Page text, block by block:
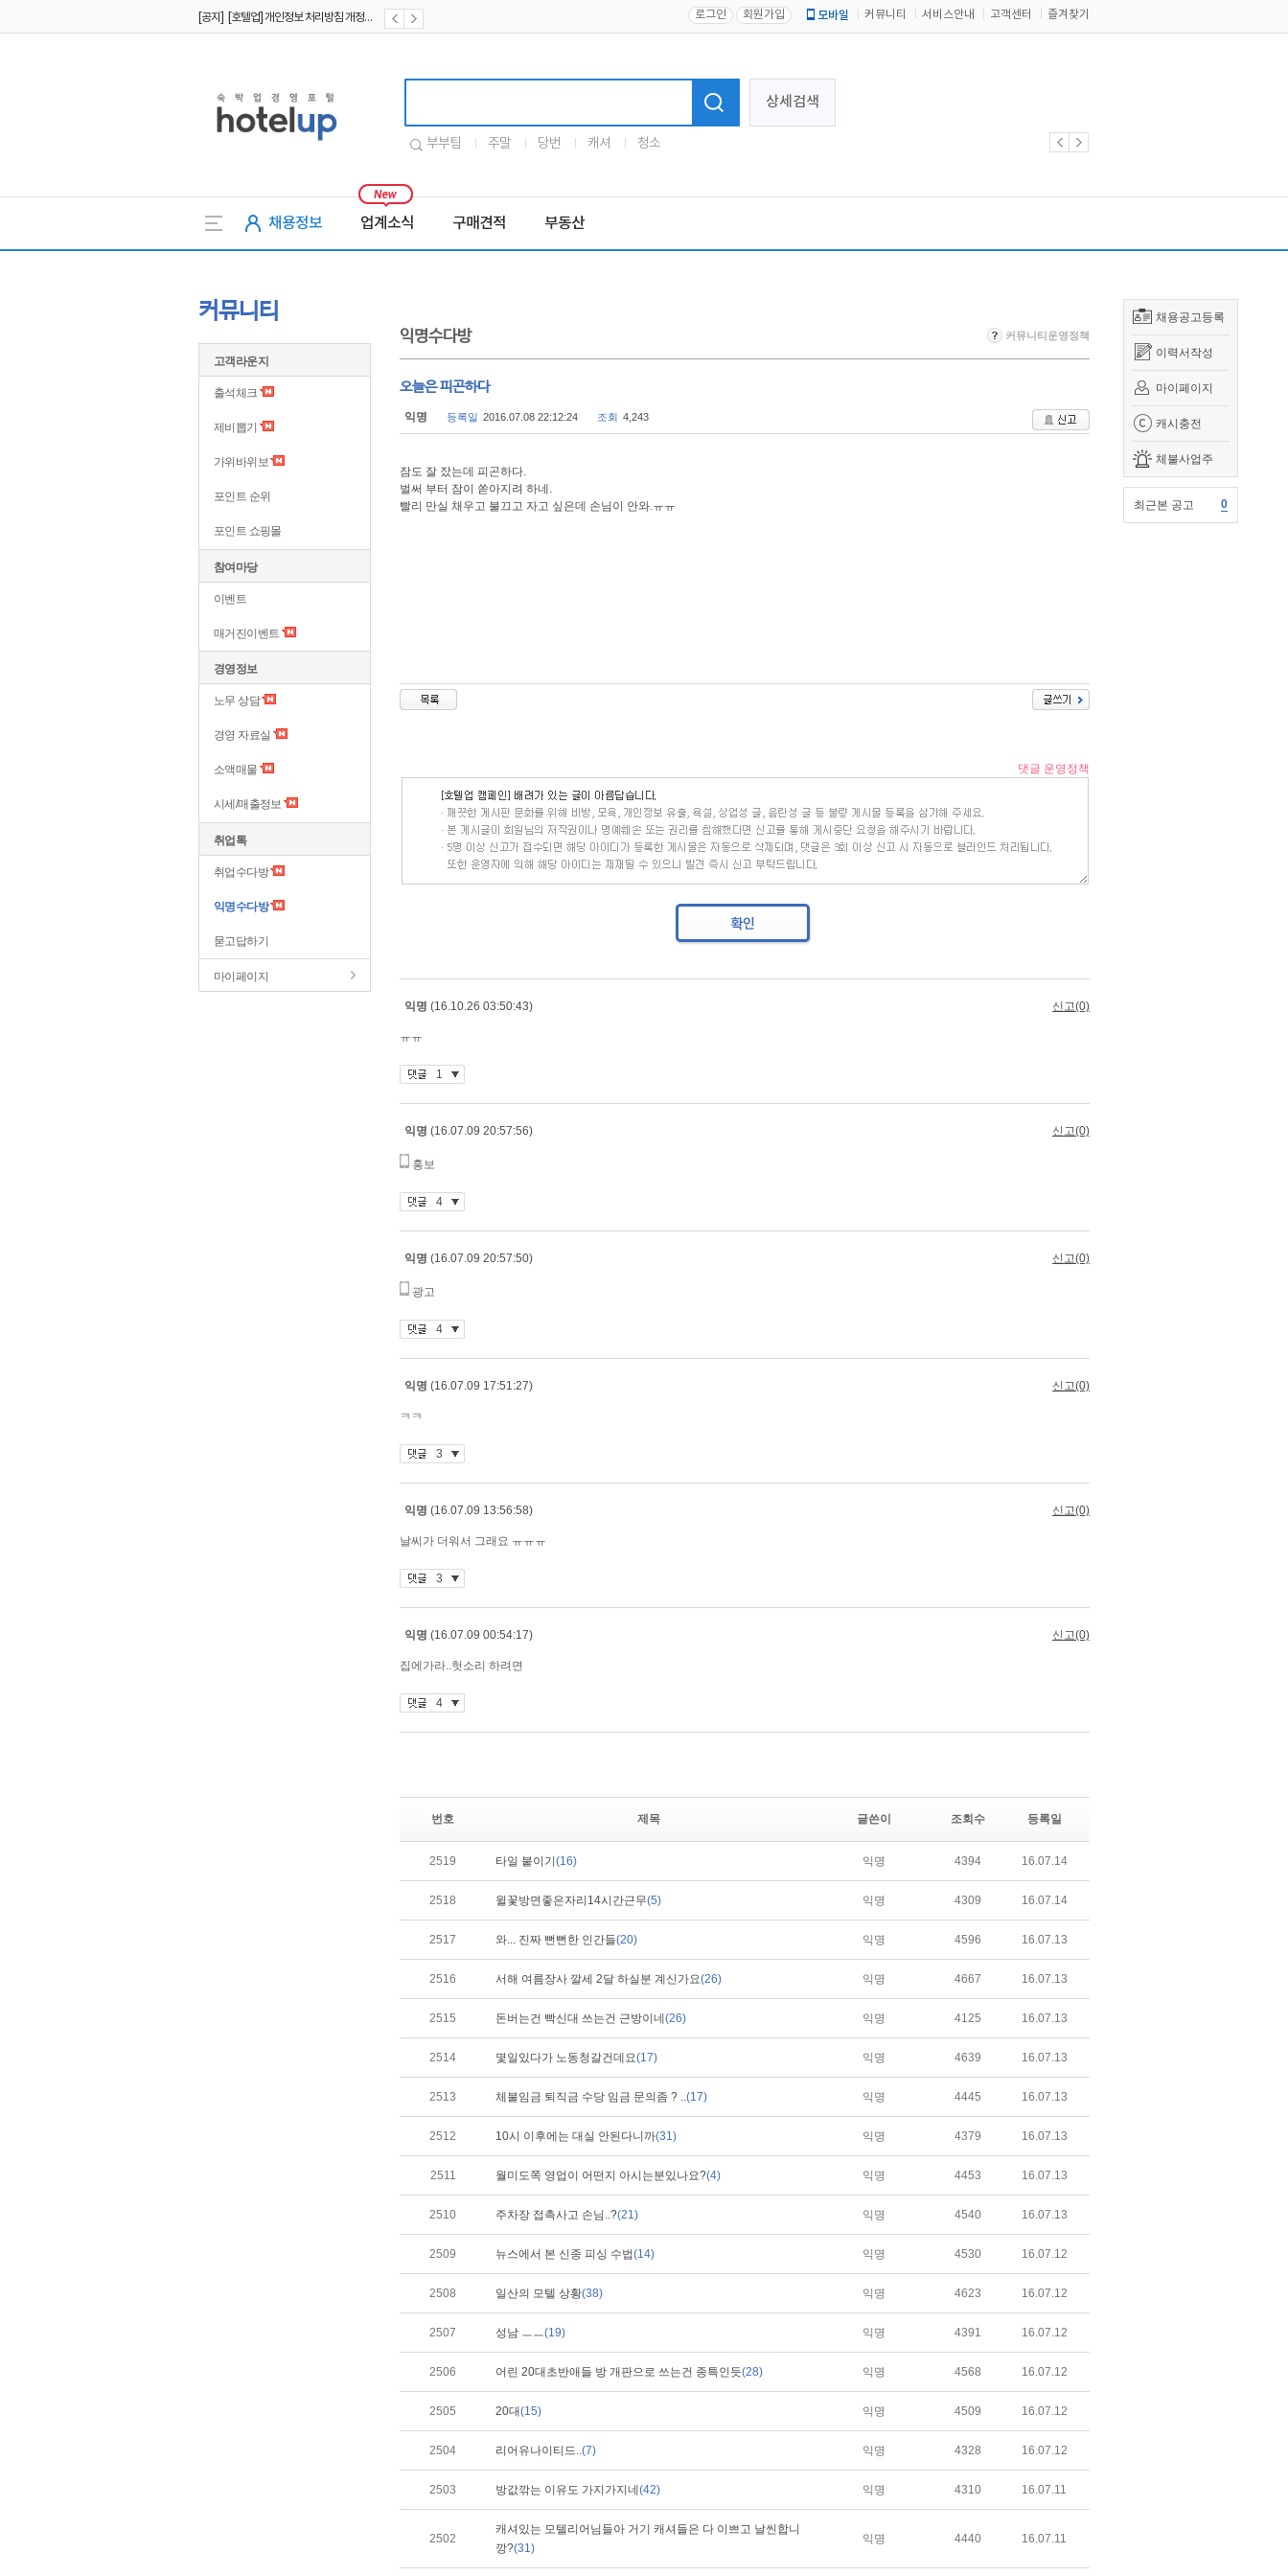
[공지] [호텔업] 개인정보 처리방침 개정본1 (19.09.02) 로그인 회원가입 모바일 커뮤니티 서비스안내 고객센터 즐겨찾기
상세검색
부부팀 주말 당번 캐셔 청소
채용정보 업계소식 구매견적 부동산
채용공고등록
이력서작성
마이페이지
캐시충전
체불사업주
최근본 공고 0
커뮤니티
고객라운지
출석체크
제비뽑기
가위바위보
포인트 순위
포인트 쇼핑몰
참여마당
이벤트
매거진이벤트
경영정보
노무 상담
경영 자료실
소액매물
시세/매출정보
취업톡
취업수다방
익명수다방
묻고답하기
마이페이지
익명수다방 커뮤니티운영정책
오늘은 피곤하다
익명 등록일 2016.07.08 22:12:24 조회 4,243
잠도 잘 잤는데 피곤하다.
벌써 부터 잠이 쏟아지려 하네.
빨리 만실 채우고 불끄고 자고 싶은데 손님이 안와.ㅠㅠ
번호 제목 글쓴이 조회수 등록일
2519 타일 붙이기 (16) 익명 4394 16.07.14
2518 윌꽃방면좋은자리14시간근무(5) 익명 4309 16.07.14
2517 와... 진짜 뻔뻔한 인간들(20) 익명 4596 16.07.13
2516 서해 여름장사 깔세 2달 하실분 계신가요(26) 익명 4667 16.07.13
2515 돈버는건 빡신대 쓰는건 근방이네 (26) 익명 4125 16.07.13
2514 몇일있다가 노동청갈건데요(17) 익명 4639 16.07.13
2513 체불임금 퇴직금 수당 임금 문의좀 ? ..(17) 익명 4445 16.07.13
2512 10시 이후에는 대실 안된다니까(31) 익명 4379 16.07.13
2511 월미도쪽 영업이 어떤지 아시는분있나요?(4) 익명 4453 16.07.13
2510 주차장 접촉사고 손님..?(21) 익명 4540 16.07.13
2509 뉴스에서 본 신종 피싱 수법(14) 익명 4530 16.07.12
2508 일산의 모텔 상황(38) 익명 4623 16.07.12
2507 성남 ㅡㅡ(19) 익명 4391 16.07.12
2506 어린 20대초반애들 방 개판으로 쓰는건 종특인듯(28) 익명 4568 16.07.12
2505 20대(15) 익명 4509 16.07.12
2504 리어유나이티드..(7) 익명 4328 16.07.12
2503 방값깎는 이유도 가지가지네 (42) 익명 4310 16.07.11
2502
캐셔있는 모텔리어님들아 거기 캐셔들은 다 이쁘고 날씬합니
깡?(31)
익명 4440 16.07.11